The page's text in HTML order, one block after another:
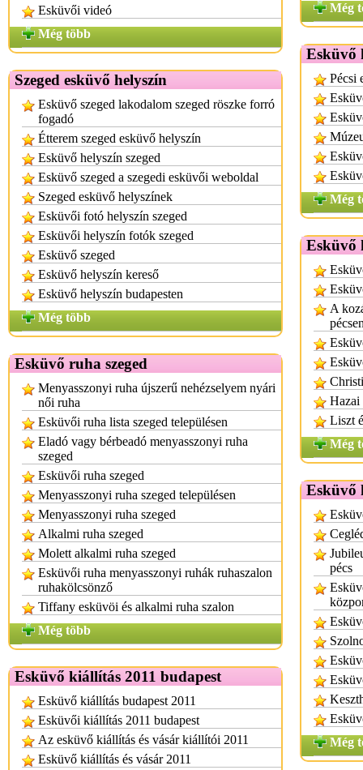
Esküvői videó
Még több
Szeged esküvő helyszín
Esküvő szeged lakodalom szeged röszke forró
fogadó
Étterem szeged esküvő helyszín
Esküvő helyszín szeged
Esküvő szeged a szegedi esküvői weboldal
Szeged esküvő helyszínek
Esküvői fotó helyszín szeged
Esküvői helyszín fotók szeged
Esküvő szeged
Esküvő helyszín kereső
Esküvő helyszín budapesten
Még több
Esküvő ruha szeged
Menyasszonyi ruha újszerű nehézselyem nyári
női ruha
Esküvői ruha lista szeged településen
Eladó vagy bérbeadó menyasszonyi ruha
szeged
Esküvői ruha szeged
Menyasszonyi ruha szeged településen
Menyasszonyi ruha szeged
Alkalmi ruha szeged
Molett alkalmi ruha szeged
Esküvői ruha menyasszonyi ruhák ruhaszalon
ruhakölcsönző
Tiffany esküvöi és alkalmi ruha szalon
Még több
Esküvő kiállítás 2011 budapest
Esküvő kiállítás budapest 2011
Esküvői kiállítás 2011 budapest
Az esküvő kiállítás és vásár kiállítói 2011
Esküvő kiállítás és vásár 2011
Még
Esküvő
Pécsi
Még
Esküvő
A
Hazai
Liszt
Még
Esküvő
pécs
Még